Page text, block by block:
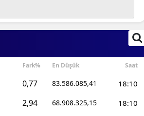
Fark% En Düşük Saat
0,77 83.586.085,41 18:10
2,94 68.908.325,15 18:10